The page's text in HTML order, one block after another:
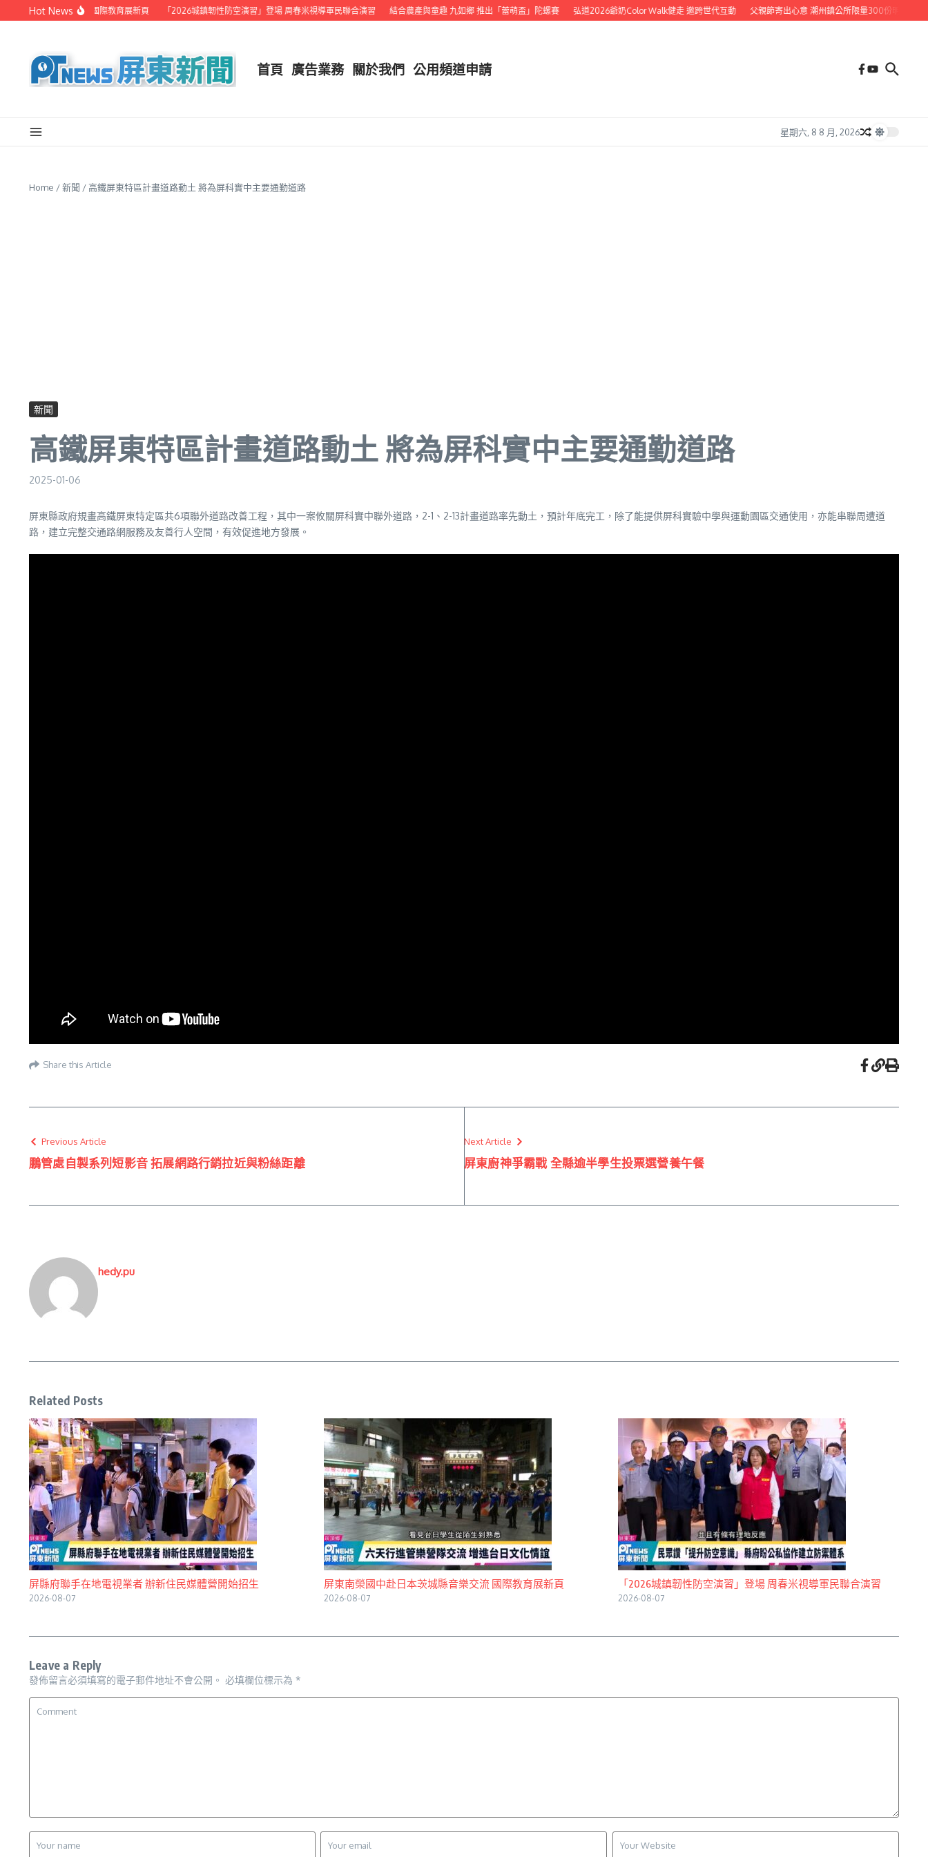
Skip to content
Hot News
本茨城縣音樂交流 國際教育展新頁 「2026城鎮韌性防空演習」登場 周春米視導軍民聯合演習 結合農產與童趣 九如鄉 推出「蕾萌盃」陀螺賽 弘道2026爺奶Color Walk健走 邀跨世代互動 父親節寄出心意 潮州鎮公所限量300份明信片免費
首頁 廣告業務 關於我們 公用頻道申請
星期六, 8 8 月, 2026
Home /新聞 /高鐵屏東特區計畫道路動土 將為屏科實中主要通勤道路
新聞
高鐵屏東特區計畫道路動土 將為屏科實中主要通勤道路
2025-01-06
屏東縣政府規畫高鐵屏東特定區共6項聯外道路改善工程，其中一案攸關屏科實中聯外道路，2-1、2-13計畫道路率先動土，預計年底完工，除了能提供屏科實驗中學與運動園區交通使用，亦能串聯周遭道
路，建立完整交通路網服務及友善行人空間，有效促進地方發展。
Share this Article
Previous Article
鵬管處自製系列短影音 拓展網路行銷拉近與粉絲距離
Next Article
屏東廚神爭霸戰 全縣逾半學生投票選營養午餐
hedy.pu
Related Posts
屏縣府聯手在地電視業者 辦新住民媒體營開始招生
2026-08-07
屏東南榮國中赴日本茨城縣音樂交流 國際教育展新頁
2026-08-07
「2026城鎮韌性防空演習」登場 周春米視導軍民聯合演習
2026-08-07
Leave a Reply
發佈留言必須填寫的電子郵件地址不會公開。 必填欄位標示為 *